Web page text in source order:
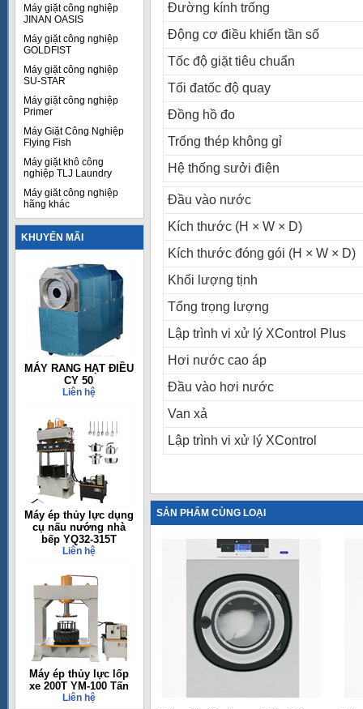
Máy giặt công nghiệp
JINAN OASIS
Máy giặt công nghiệp
GOLDFIST
Máy giặt công nghiệp
SU-STAR
Máy giặt công nghiệp
Primer
Máy Giặt Công Nghiệp
Flying Fish
Máy giặt khô công
nghiệp TLJ Laundry
Máy giăt công nghiệp
hãng khác
KHUYẾN MÃI
MÁY RANG HẠT ĐIỀU
CY 50
Liên hệ
Máy ép thủy lực dụng
cụ nấu nướng nhà
bếp YQ32-315T
Liên hệ
Máy ép thủy lực lốp
xe 200T YM-100 Tấn
Liên hệ
Đường kính trống
Động cơ điều khiển tần số
Tốc độ giặt tiêu chuẩn
Tối đatốc độ quay
Đồng hồ đo
Trống thép không gỉ
Hệ thống sưởi điện
Đầu vào nước
Kích thước (H × W × D)
Kích thước đóng gói (H × W × D)
Khối lượng tịnh
Tổng trọng lượng
Lập trình vi xử lý XControl Plus
Hơi nước cao áp
Đầu vào hơi nước
Van xả
Lập trình vi xử lý XControl
SẢN PHẨM CÙNG LOẠI